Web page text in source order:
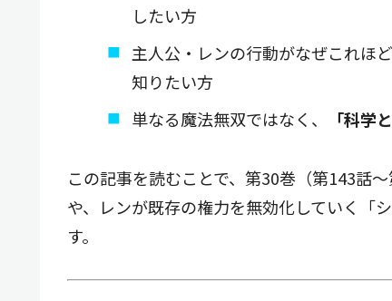
したい方
主人公・レンの行動がなぜこれほ
知りたい方
単なる魔法無双ではなく、
「科学
この記事を読むことで、第30巻（第143話
や、レンが既存の権力を無効化していく「
す。